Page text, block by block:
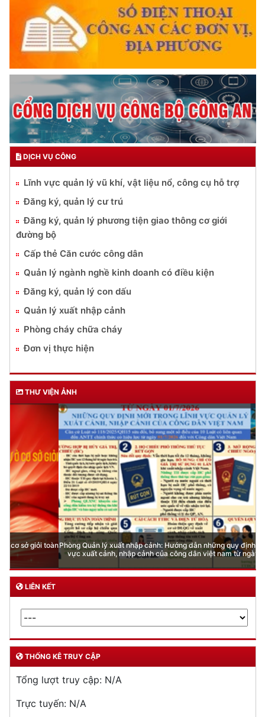
DỊCH VỤ CÔNG
Lĩnh vực quản lý vũ khí, vật liệu nổ, công cụ hỗ trợ
Đăng ký, quản lý cư trú
Đăng ký, quản lý phương tiện giao thông cơ giới
đường bộ
Cấp thẻ Căn cước công dân
Quản lý ngành nghề kinh doanh có điều kiện
Đăng ký, quản lý con dấu
Quản lý xuất nhập cảnh
Phòng cháy chữa cháy
Đơn vị thực hiện
THƯ VIỆN ẢNH
Phòng Quản lý xuất nhập cảnh: Hướng dẫn những quy định mới trong lĩnh
vực xuất cảnh, nhập cảnh của công dân việt nam từ ngày 01/7/2026
LIÊN KẾT
THỐNG KÊ TRUY CẬP
Tổng lượt truy cập: N/A
Trực tuyến: N/A